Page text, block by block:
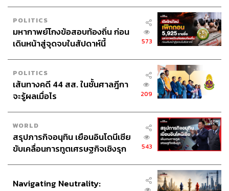
ฐานิส สุดโต
บรรณาธิการภาพ ประจำสำนักข่าว THE
STANDARD
POLITICS
มหากาพย์โกงข้อสอบท้องถิ่น ก่อน
เดินหน้าสู่จุดจบในสัปดาห์นี้
573
POLITICS
เส้นทางคดี 44 สส. ในชั้นศาลฎีกา
จะรู้ผลเมื่อไร
209
WORLD
สรุปภารกิจอนุทิน เยือนอินโดนีเซีย
ขับเคลื่อนการทูตเศรษฐกิจเชิงรุก
543
Navigating Neutrality: